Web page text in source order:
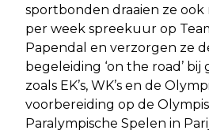
sportbonden draaien ze
per week spreekuur op
Papendal en verzorgen ze
begeleiding ‘on the road’
zoals EK’s, WK’s en de
voorbereiding op de
Paralympische Spelen in